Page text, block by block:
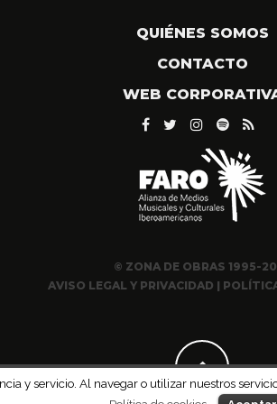
QUIÉNES SOMOS
CONTACTO
WEB
© ZONA DE OBRAS 1995-
AVISO LEGAL Y PRIVACIDAD |
y servicio. Al navegar o utilizar nuestros